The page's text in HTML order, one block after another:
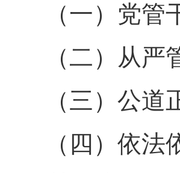
（一）党管
（二）从严
（三）公道
（四）依法